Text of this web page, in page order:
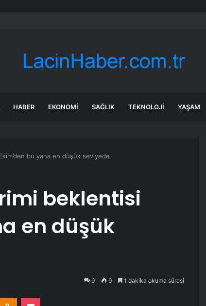
beğenirse dev çikolata raflara çıkacak
HABER EKONOMI SAĞLIK TEKNOLOJI YAŞAM
bu yana en düşük seviyede
beklentisi
en düşük
0 0 1 dakika okuma süresi
Odnoklassniki
Pocket